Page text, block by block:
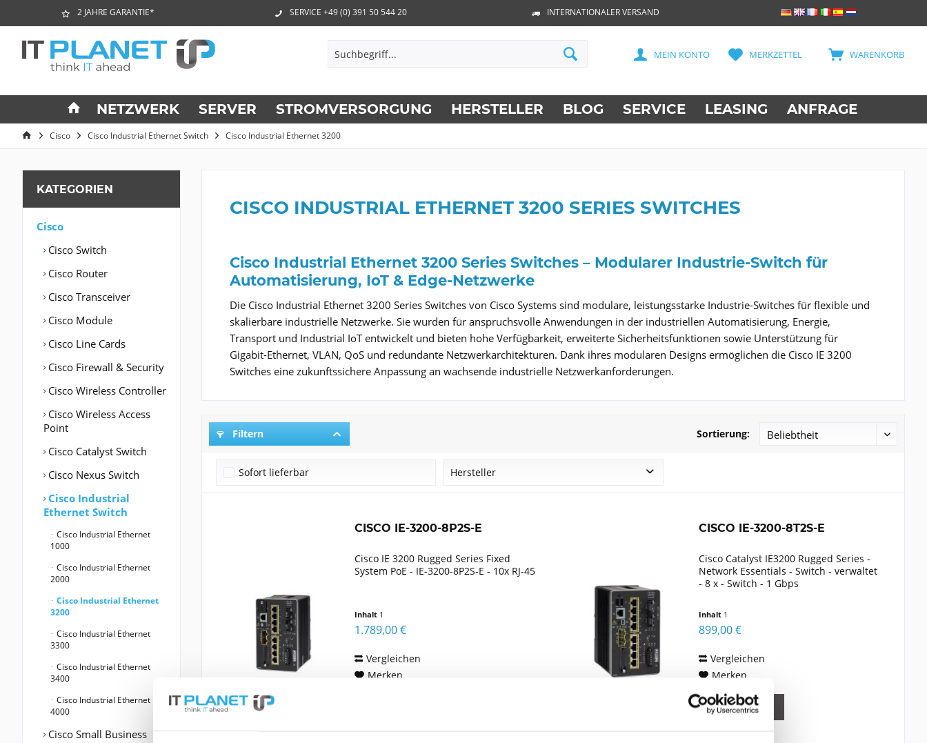
2 JAHRE GARANTIE* SERVICE +49 (0) 391 50 544 20 INTERNATIONALER VERSAND
WARENKORB
MERKZETTEL
MEIN KONTO
NETZWERK SERVER STROMVERSORGUNG HERSTELLER BLOG SERVICE LEASING ANFRAGE
Cisco Cisco Industrial Ethernet Switch Cisco Industrial Ethernet 3200
KATEGORIEN
Cisco
Cisco Switch
Cisco Router
Cisco Transceiver
Cisco Module
Cisco Line Cards
Cisco Firewall & Security
Cisco Wireless Controller
Cisco Wireless Access
Point
Cisco Catalyst Switch
Cisco Nexus Switch
Cisco Industrial
Ethernet Switch
Cisco Industrial Ethernet
1000
Cisco Industrial Ethernet
2000
Cisco Industrial Ethernet
3200
Cisco Industrial Ethernet
3300
Cisco Industrial Ethernet
3400
Cisco Industrial Ethernet
4000
Cisco Small Business
CISCO INDUSTRIAL ETHERNET 3200 SERIES SWITCHES
Cisco Industrial Ethernet 3200 Series Switches – Modularer Industrie-Switch für
Automatisierung, IoT & Edge-Netzwerke
Die Cisco Industrial Ethernet 3200 Series Switches von Cisco Systems sind modulare, leistungsstarke Industrie-Switches für flexible und
skalierbare industrielle Netzwerke. Sie wurden für anspruchsvolle Anwendungen in der industriellen Automatisierung, Energie,
Transport und Industrial IoT entwickelt und bieten hohe Verfügbarkeit, erweiterte Sicherheitsfunktionen sowie Unterstützung für
Gigabit-Ethernet, VLAN, QoS und redundante Netzwerkarchitekturen. Dank ihres modularen Designs ermöglichen die Cisco IE 3200
Switches eine zukunftssichere Anpassung an wachsende industrielle Netzwerkanforderungen.
Filtern Sortierung:
Sofort lieferbar Hersteller
CISCO IE-3200-8P2S-E
Cisco IE 3200 Rugged Series Fixed
System PoE - IE-3200-8P2S-E - 10x RJ-45
Inhalt 1
1.789,00 €
Vergleichen
Merken
CISCO IE-3200-8T2S-E
Cisco Catalyst IE3200 Rugged Series -
Network Essentials - Switch - verwaltet
- 8 x - Switch - 1 Gbps
Inhalt 1
899,00 €
Vergleichen
Merken
DETAILS